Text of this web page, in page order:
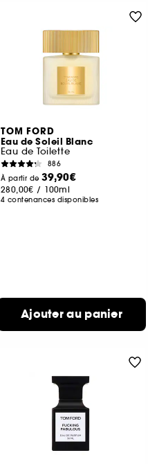
TOM FORD
Eau de Soleil Blanc
Eau de Toilette
886
À partir de 39,90€
280,00€ / 100ml
4 contenances disponibles
Ajouter au panier